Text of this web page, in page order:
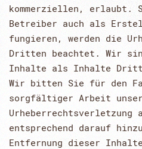
kommerziellen, erlaubt.
Betreiber auch als
fungieren, werden die
Dritten beachtet. Wir
Inhalte als Inhalte
Wir bitten Sie für den
sorgfältiger Arbeit
entsprechend darauf
Entfernung dieser